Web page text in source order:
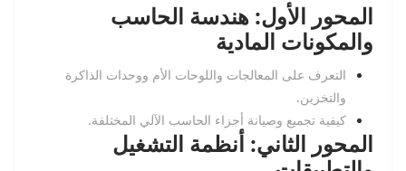
المحور الأول: هندسة الحاسب
والمكونات المادية
التعرف على المعالجات واللوحات الأم ووحدات الذاكرة
والتخزين.
كيفية تجميع وصيانة أجزاء الحاسب الآلي المختلفة.
المحور الثاني: أنظمة التشغيل